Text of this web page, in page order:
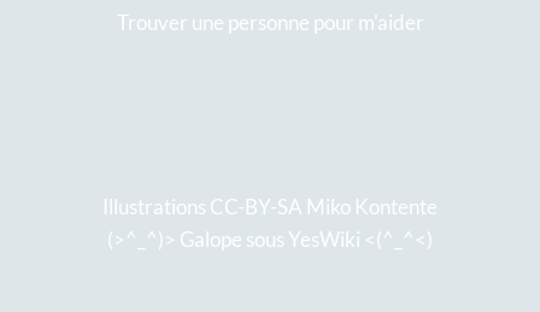
Trouver une personne pour m'aider
Illustrations CC-BY-SA Miko Kontente
(>^_^)> Galope sous YesWiki <(^_^<)